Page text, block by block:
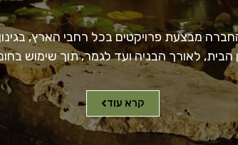
מבצעת פרויקטים בכל רחבי הארץ, בגינון
הבית, לאורך הבניה ועד לגמר, תוך שימוש
קרא עוד